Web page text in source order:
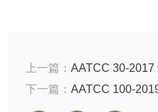
上一篇： AATCC 30-2017
估：纺织品的抵抗霉变和
下一篇： AATCC 100-